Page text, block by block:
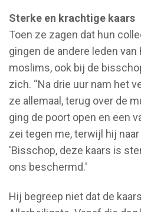
Sterke en krachtige kaars
Toen ze zagen dat hun
gingen de andere leden van
moslims, ook bij de
zich. “Na drie uur nam het
ze allemaal, terug over de
ging de poort open en een
zei tegen me, terwijl hij
'Bisschop, deze kaars is
ons beschermd.'
Hij begreep niet dat de